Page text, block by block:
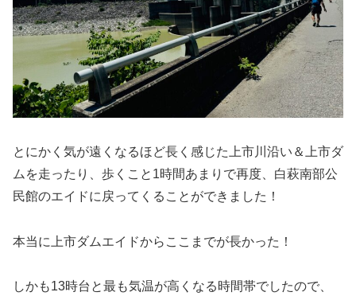
とにかく気が遠くなるほど長く感じた上市川沿い＆上市ダ
ムを走ったり、歩くこと1時間あまりで再度、白萩南部公
民館のエイドに戻ってくることができました！
本当に上市ダムエイドからここまでが長かった！
しかも13時台と最も気温が高くなる時間帯でしたので、